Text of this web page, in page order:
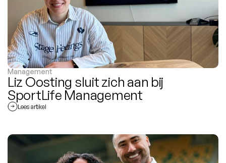
Management
Liz Oosting sluit zich aan bij
SportLife Management
Lees artikel